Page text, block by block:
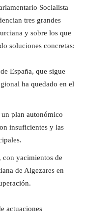
Socialista
tres grandes
y sobre los que
soluciones concretas:
España, que sigue
ha quedado en el
plan autonómico
insuficientes y las
yacimientos de
de Algezares en
actuaciones